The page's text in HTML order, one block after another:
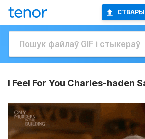
I Feel For You Charles-haden